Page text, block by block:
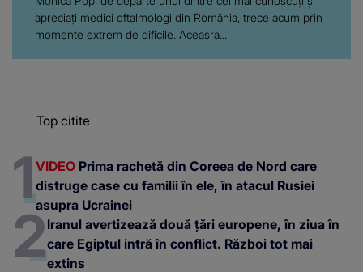
apreciați medici oftalmologi din România, trece acum prin
momente extrem de dificile. Aceasra...
Top citite
VIDEO Prima rachetă din Coreea de Nord care
distruge case cu familii în ele, în atacul Rusiei
asupra Ucrainei
Iranul avertizează două țări europene, în ziua în
care Egiptul intră în conflict. Război tot mai
extins